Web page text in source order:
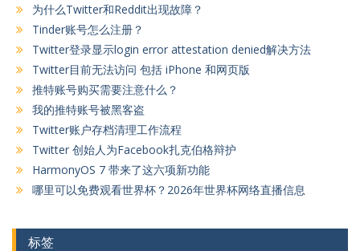
为什么Twitter和Reddit出现故障？
Tinder账号怎么注册？
Twitter登录显示login error attestation denied解决方法
Twitter目前无法访问 包括 iPhone 和网页版
推特账号购买需要注意什么？
我的推特账号被黑客盗
Twitter账户存档清理工作流程
Twitter 创始人为Facebook扎克伯格辩护
HarmonyOS 7 带来了这六项新功能
哪里可以免费观看世界杯？2026年世界杯网络直播信息
标签